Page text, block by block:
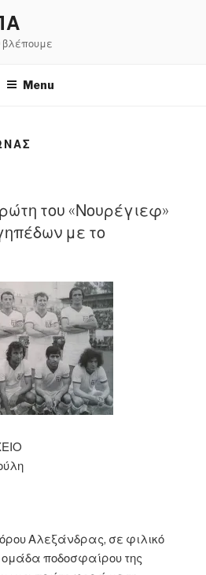
βλέπουμε
Menu
του «Νουρέγιεφ»
με το
Αλεξάνδρας, σε φιλικό
ποδοσφαίρου της